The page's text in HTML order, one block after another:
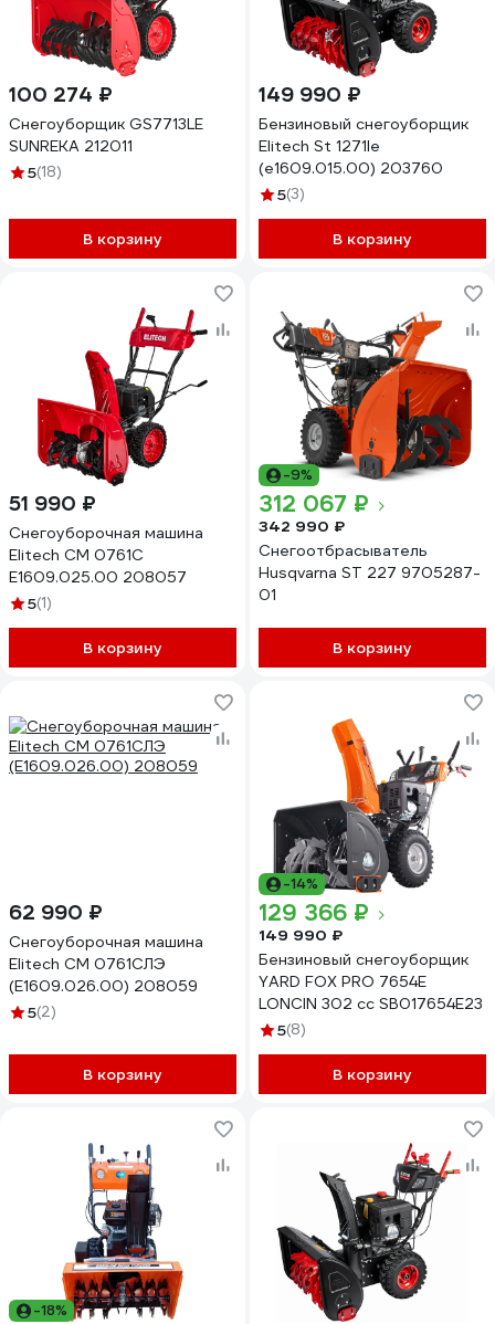
100 274 ₽
Снегоуборщик GS7713LE
SUNREKA 212011
5(18)
В корзину
149 990 ₽
Бензиновый снегоуборщик
Elitech St 1271le
(e1609.015.00) 203760
5(3)
В корзину
51 990 ₽
Снегоуборочная машина
Elitech СМ 0761С
E1609.025.00 208057
5(1)
В корзину
-9%
312 067 ₽
342 990 ₽
Снегоотбрасыватель
Husqvarna ST 227 9705287-
01
В корзину
62 990 ₽
Снегоуборочная машина
Elitech СМ 0761СЛЭ
(E1609.026.00) 208059
5(2)
В корзину
-14%
129 366 ₽
149 990 ₽
Бензиновый снегоуборщик
YARD FOX PRO 7654E
LONCIN 302 сс SB017654E23
5(8)
В корзину
-18%